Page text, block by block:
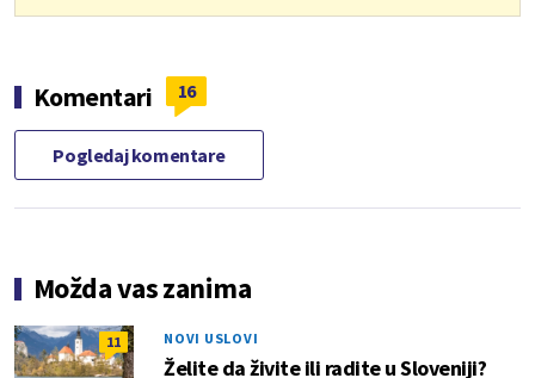
Komentari 16
Pogledaj komentare
Možda vas zanima
11 NOVI USLOVI
Želite da živite ili radite u Sloveniji?